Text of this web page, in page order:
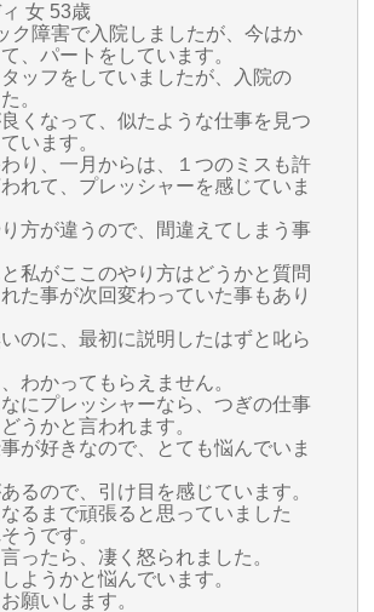
女 53歳
ク障害で入院しましたが、今はか
、パートをしています。
ッフをしていましたが、入院の
。
くなって、似たような仕事を見つ
います。
り、一月からは、１つのミスも許
れて、プレッシャーを感じていま
方が違うので、間違えてしまう事
私がここのやり方はどうかと質問
た事が次回変わっていた事もあり
のに、最初に説明したはずと叱ら
わかってもらえません。
にプレッシャーなら、つぎの仕事
うかと言われます。
が好きなので、とても悩んでいま
るので、引け目を感じています。
るまで頑張ると思っていました
うです。
ったら、凄く怒られました。
ようかと悩んでいます。
願いします。